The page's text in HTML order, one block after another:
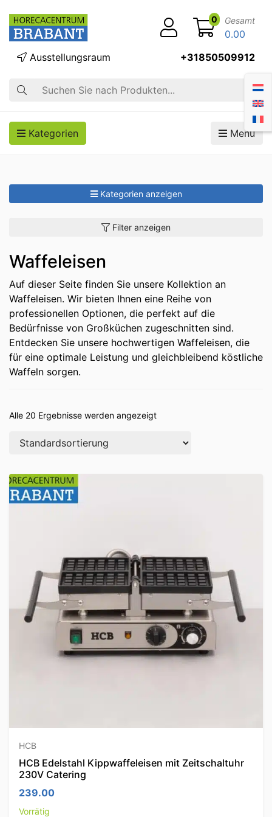
Suche
Ausstellungsraum +31850509912
0 Gesamt
0.00
Kategorien Menü
Kategorien anzeigen
Filter anzeigen
Waffeleisen
Auf dieser Seite finden Sie unsere Kollektion an
Waffeleisen. Wir bieten Ihnen eine Reihe von
professionellen Optionen, die perfekt auf die
Bedürfnisse von Großküchen zugeschnitten sind.
Entdecken Sie unsere hochwertigen Waffeleisen, die
für eine optimale Leistung und gleichbleibend köstliche
Waffeln sorgen.
Alle 20 Ergebnisse werden angezeigt
HCB
HCB Edelstahl Kippwaffeleisen mit Zeitschaltuhr
230V Catering
239.00
Vorrätig